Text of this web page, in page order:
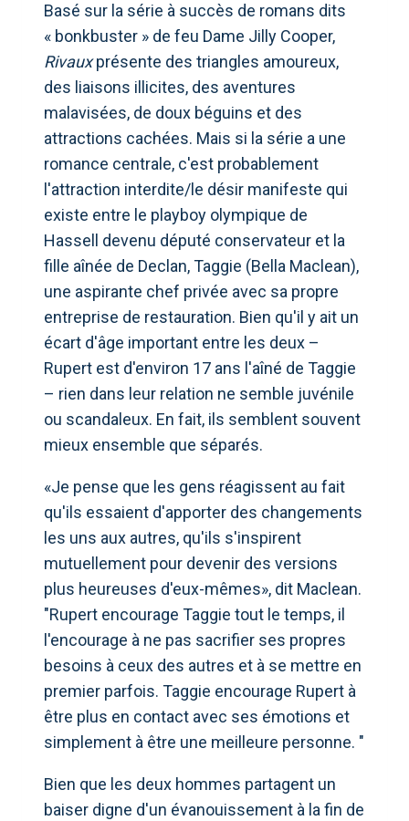
Basé sur la série à succès de romans dits
« bonkbuster » de feu Dame Jilly Cooper,
Rivauxprésente des triangles amoureux,
des liaisons illicites, des aventures
malavisées, de doux béguins et des
attractions cachées. Mais si la série a une
romance centrale, c'est probablement
l'attraction interdite/le désir manifeste qui
existe entre le playboy olympique de
Hassell devenu député conservateur et la
fille aînée de Declan, Taggie (Bella Maclean),
une aspirante chef privée avec sa propre
entreprise de restauration. Bien qu'il y ait un
écart d'âge important entre les deux –
Rupert est d'environ 17 ans l'aîné de Taggie
– rien dans leur relation ne semble juvénile
ou scandaleux. En fait, ils semblent souvent
mieux ensemble que séparés.
«Je pense que les gens réagissent au fait
qu'ils essaient d'apporter des changements
les uns aux autres, qu'ils s'inspirent
mutuellement pour devenir des versions
plus heureuses d'eux-mêmes», dit Maclean.
"Rupert encourage Taggie tout le temps, il
l'encourage à ne pas sacrifier ses propres
besoins à ceux des autres et à se mettre en
premier parfois. Taggie encourage Rupert à
être plus en contact avec ses émotions et
simplement à être une meilleure personne. "
Bien que les deux hommes partagent un
baiser digne d'un évanouissement à la fin de